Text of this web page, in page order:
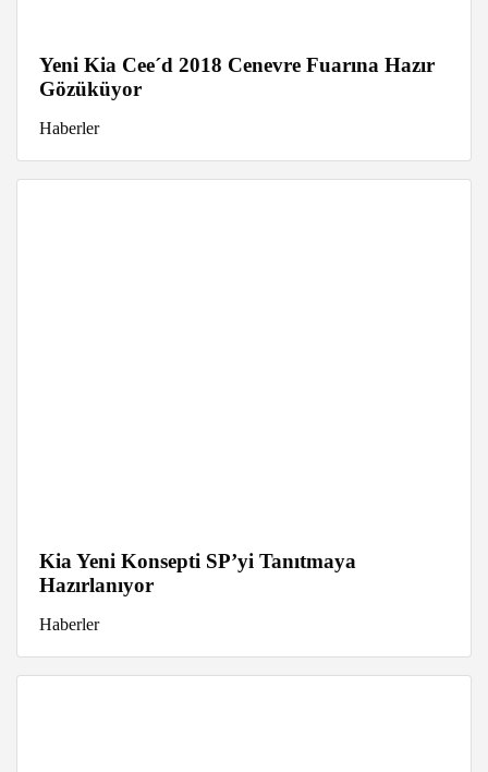
Yeni Kia Cee´d 2018 Cenevre Fuarına Hazır
Gözüküyor
Haberler
Kia Yeni Konsepti SP’yi Tanıtmaya
Hazırlanıyor
Haberler